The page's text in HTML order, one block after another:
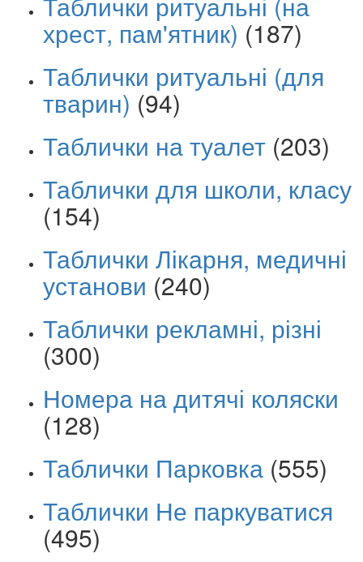
хрест, пам'ятник) (187)
Таблички ритуальні (для
тварин) (94)
Таблички на туалет (203)
Таблички для школи, класу
(154)
Таблички Лікарня, медичні
установи (240)
Таблички рекламні, різні
(300)
Номера на дитячі коляски
(128)
Таблички Парковка (555)
Таблички Не паркуватися
(495)